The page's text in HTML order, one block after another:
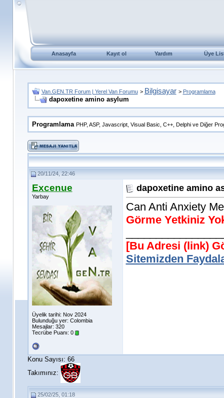
Anasayfa Kayıt ol Yardım Üye
Van.GEN.TR Forum | Yerel Van Forumu > Bilgisayar > Programlama
dapoxetine amino asylum
Programlama PHP, ASP, Javascript, Visual Basic, C++, Delphi ve Diğer
20/11/24, 22:46
Excenue
Yarbay
Üyelik tarihi: Nov 2024
Bulunduğu yer: Colombia
Mesajlar: 320
Tecrübe Puanı: 0
dapoxetine amino
Can Anti Anxiety
Görme Yetkiniz
[Bu Adresi (link)
Sitemizden
Konu Sayısı: 66
Takımınız:
25/02/25, 01:18